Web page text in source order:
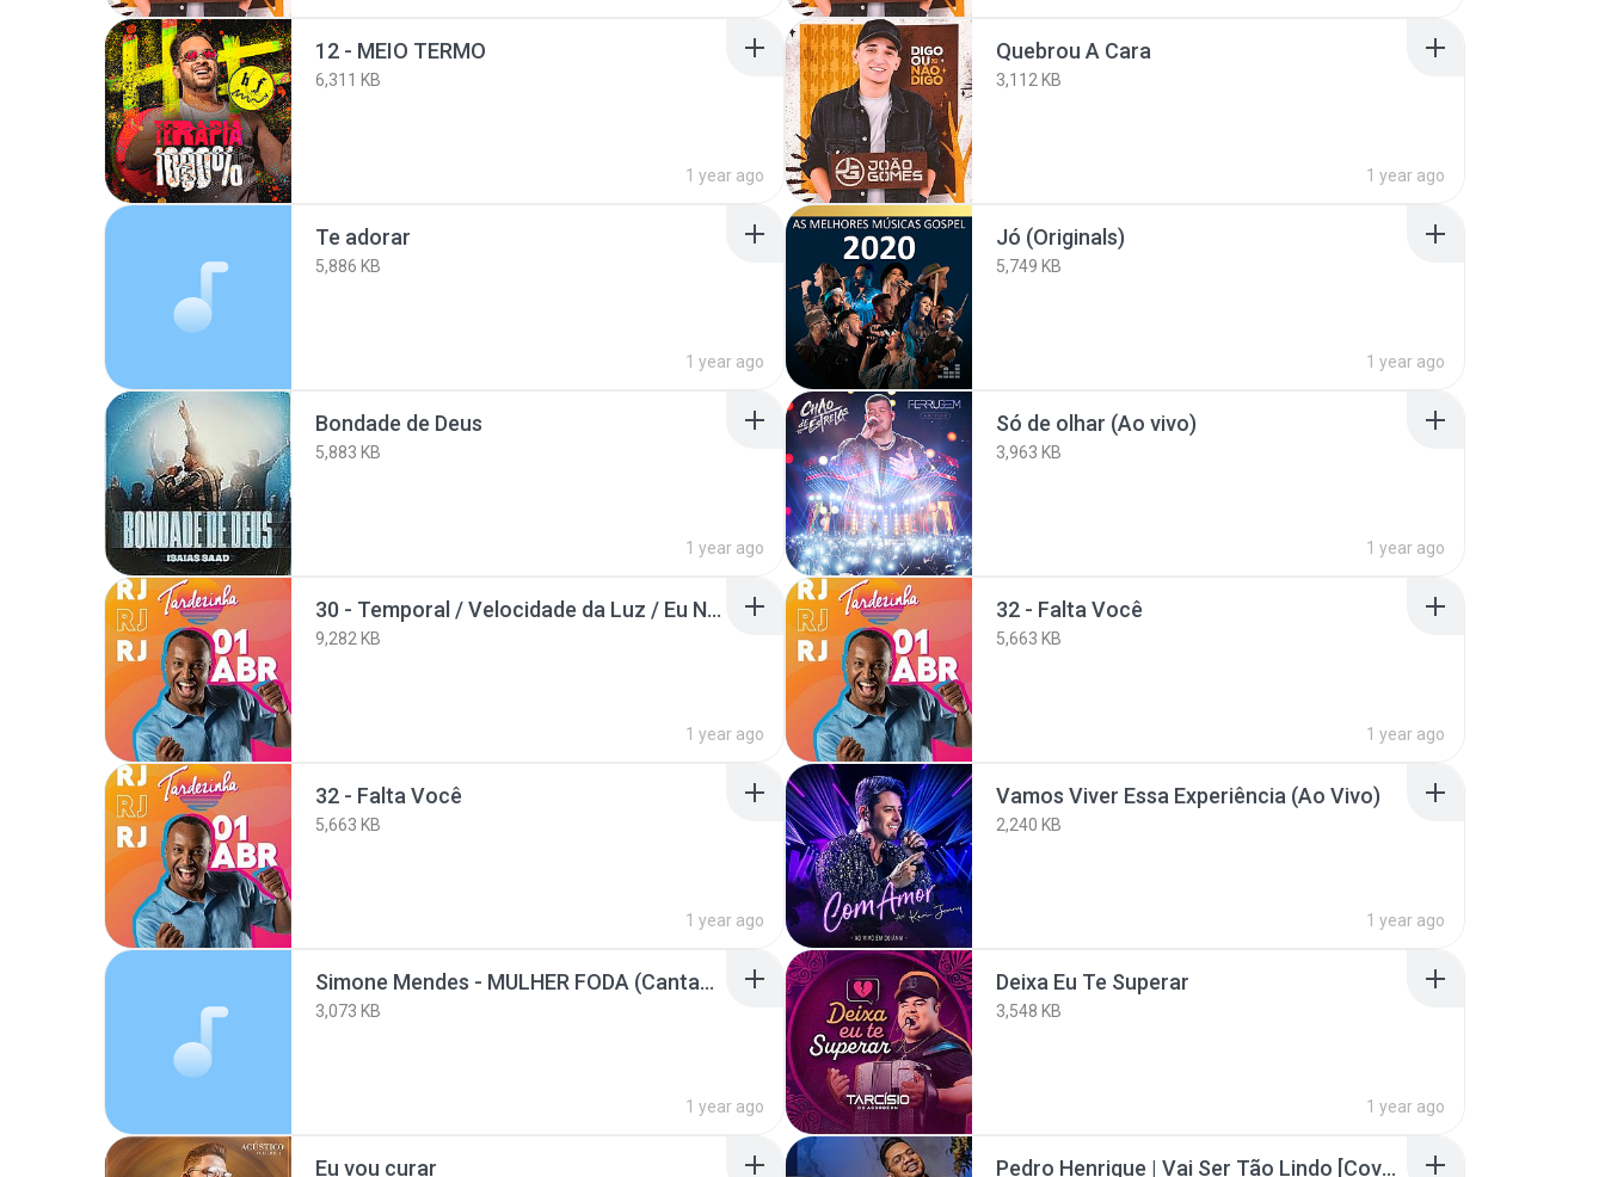
12 - MEIO TERMO
6,311 KB
1 year ago
Quebrou A Cara
3,112 KB
1 year ago
Te adorar
5,886 KB
1 year ago
Jó (Originals)
5,749 KB
1 year ago
Bondade de Deus
5,883 KB
1 year ago
Só de olhar (Ao vivo)
3,963 KB
1 year ago
30 - Temporal / Velocidade da Luz / Eu Nunca Amei Assim / Sinais
9,282 KB
1 year ago
32 - Falta Você
5,663 KB
1 year ago
32 - Falta Você
5,663 KB
1 year ago
Vamos Viver Essa Experiência (Ao Vivo)
2,240 KB
1 year ago
Simone Mendes - MULHER FODA (Cantando Sua História)
3,073 KB
1 year ago
Deixa Eu Te Superar
3,548 KB
1 year ago
Eu vou curar Pedro Henrique | Vai Ser Tão Lindo [Cover Misaias Oliveira]